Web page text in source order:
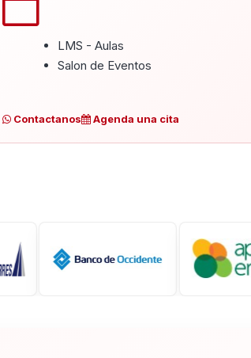
LMS - Aulas
Salon de Eventos
Contactanos Agenda una cita